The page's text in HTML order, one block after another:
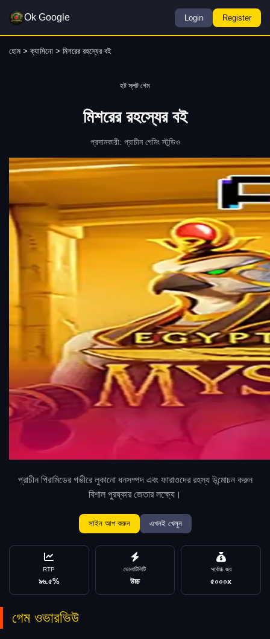
Ok Google Login Register
হোম >ক্যাসিনো > মিশরের রহস্যের বই
হট স্লট গেম
মিশরের রহস্যের বই
প্রদানকারী: প্রাচীন গেমিং স্টুডিও
প্রাচীন পিরামিডের গভীরে লুকানো ধনসম্পদ এবং ফারাওদের রহস্য উন্মোচন করুন
বিশাল পুরষ্কার জেতার লক্ষ্যে।
সাইন আপ করুন এখনই খেলুন
RTP
৯৬.৫%
ভোলাটিলিটি
উচ্চ
সর্বোচ্চ জয়
৫০০০x
গেম ওভারভিউ